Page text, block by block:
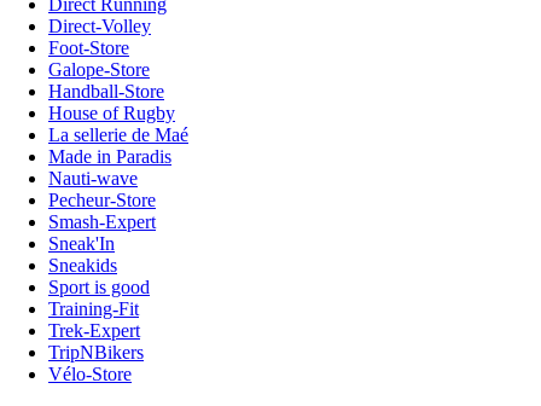
Direct-Volley
Foot-Store
Galope-Store
Handball-Store
House of Rugby
La sellerie de Maé
Made in Paradis
Nauti-wave
Pecheur-Store
Smash-Expert
Sneak'In
Sneakids
Sport is good
Training-Fit
Trek-Expert
TripNBikers
Vélo-Store